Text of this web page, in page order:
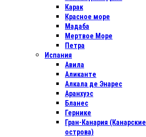
Карак
Красное море
Мадаба
Мертвое Море
Петра
Испания
Авила
Аликанте
Алкала де Энарес
Аранхуэс
Бланес
Гернике
Гран-Канария (Канарские
острова)